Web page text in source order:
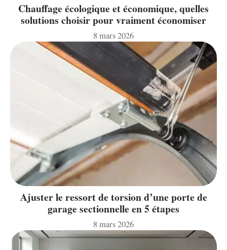
Chauffage écologique et économique, quelles
solutions choisir pour vraiment économiser
8 mars 2026
Ajuster le ressort de torsion d’une porte de
garage sectionnelle en 5 étapes
8 mars 2026